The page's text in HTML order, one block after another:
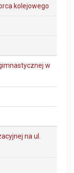
kolejowego
w
na ul.